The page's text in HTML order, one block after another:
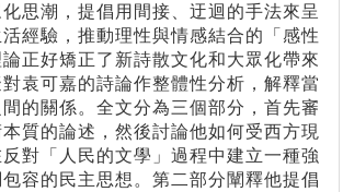
思潮，提倡用間接、迂迴的手法來呈
經驗，推動理性與情感結合的「感性
正好矯正了新詩散文化和大眾化帶來
袁可嘉的詩論作整體性分析，解釋當
的關係。全文分為三個部分，首先審
質的論述，然後討論他如何受西方現
對「人民的文學」過程中建立一種強
容的民主思想。第二部分闡釋他提倡